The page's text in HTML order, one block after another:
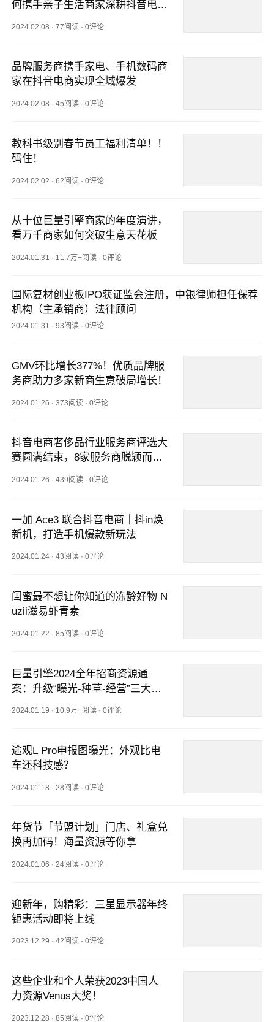
何携手亲子生活商家深耕抖音电商
2024.02.08 ·77阅读 ·0评论
品牌服务商携手家电、手机数码商
家在抖音电商实现全域爆发
2024.02.08 ·45阅读 ·0评论
教科书级别春节员工福利清单！！
码住！
2024.02.02 ·62阅读 ·0评论
从十位巨量引擎商家的年度演讲，
看万千商家如何突破生意天花板
2024.01.31 · 11.7万+阅读 ·0评论
国际复材创业板IPO获证监会注册，中银律师担任保荐
机构（主承销商）法律顾问
2024.01.31 ·93阅读 ·0评论
GMV环比增长377%！优质品牌服
务商助力多家新商生意破局增长！
2024.01.26 ·373阅读 ·0评论
抖音电商奢侈品行业服务商评选大
赛圆满结束，8家服务商脱颖而
2024.01.26 ·439阅读 ·0评论
一加 Ace3 联合抖音电商｜抖in焕
新机，打造手机爆款新玩法
2024.01.24 ·43阅读 ·0评论
闺蜜最不想让你知道的冻龄好物 N
uzii滋易虾青素
2024.01.22 ·85阅读 ·0评论
巨量引擎2024全年招商资源通
案：升级“曝光-种草-经营”三大模
2024.01.19 · 10.9万+阅读 ·0评论
途观L Pro申报图曝光：外观比电
车还科技感？
2024.01.18 · 28阅读 ·0评论
年货节「节盟计划」门店、礼盒兑
换再加码！海量资源等你拿
2024.01.06 ·24阅读 ·0评论
迎新年，购精彩：三星显示器年终
钜惠活动即将上线
2023.12.29 ·42阅读 ·0评论
这些企业和个人荣获2023中国人
力资源Venus大奖！
2023.12.28 ·85阅读 ·0评论